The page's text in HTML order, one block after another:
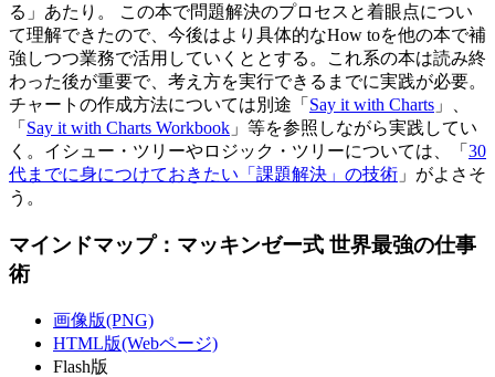
る」あたり。 この本で問題解決のプロセスと着眼点につい
て理解できたので、今後はより具体的なHow toを他の本で補
強しつつ業務で活用していくととする。これ系の本は読み終
わった後が重要で、考え方を実行できるまでに実践が必要。
チャートの作成方法については別途「 Say it with Charts 」、
「 Say it with Charts Workbook 」等を参照しながら実践してい
く。イシュー・ツリーやロジック・ツリーについては、「 30
代までに身につけておきたい「課題解決」の技術 」がよさそ
う。
マインドマップ：マッキンゼー式 世界最強の仕事
術
画像版(PNG)
HTML版(Webページ)
Flash版